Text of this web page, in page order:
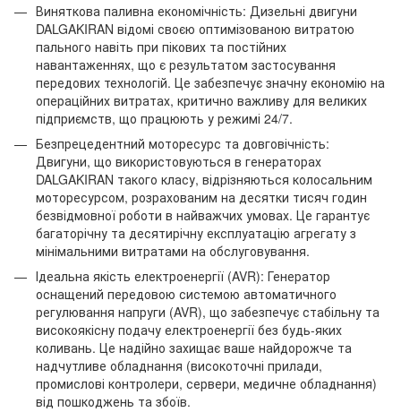
Виняткова паливна економічність: Дизельні двигуни
DALGAKIRAN відомі своєю оптимізованою витратою
пального навіть при пікових та постійних
навантаженнях, що є результатом застосування
передових технологій. Це забезпечує значну економію на
операційних витратах, критично важливу для великих
підприємств, що працюють у режимі 24/7.
Безпрецедентний моторесурс та довговічність:
Двигуни, що використовуються в генераторах
DALGAKIRAN такого класу, відрізняються колосальним
моторесурсом, розрахованим на десятки тисяч годин
безвідмовної роботи в найважчих умовах. Це гарантує
багаторічну та десятирічну експлуатацію агрегату з
мінімальними витратами на обслуговування.
Ідеальна якість електроенергії (AVR): Генератор
оснащений передовою системою автоматичного
регулювання напруги (AVR), що забезпечує стабільну та
високоякісну подачу електроенергії без будь-яких
коливань. Це надійно захищає ваше найдорожче та
надчутливе обладнання (високоточні прилади,
промислові контролери, сервери, медичне обладнання)
від пошкоджень та збоїв.